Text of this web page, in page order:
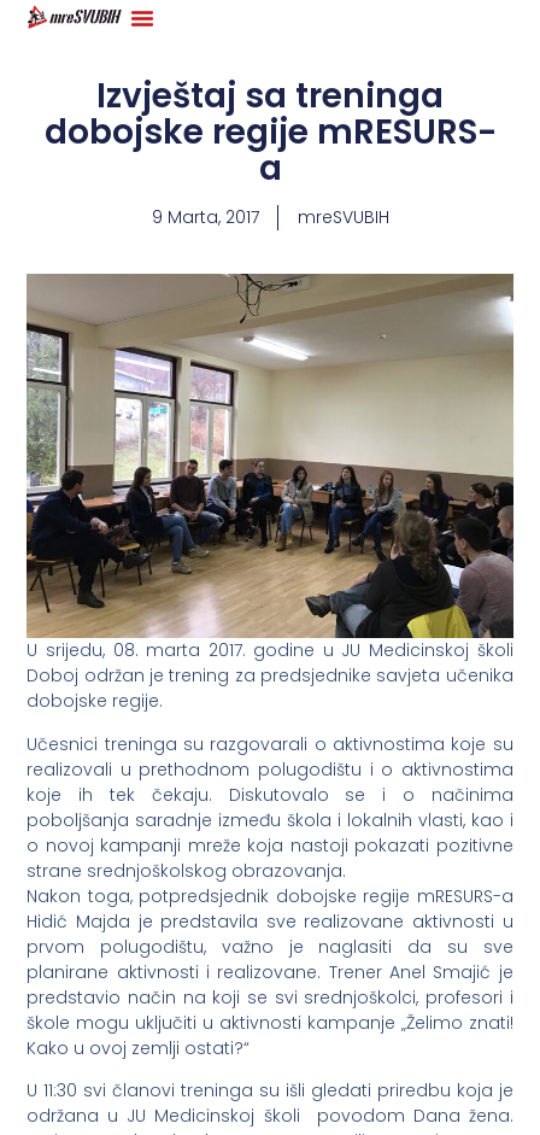
Izvještaj sa treninga
dobojske regije mRESURS-
a
9 Marta, 2017 mreSVUBIH
U srijedu, 08. marta 2017. godine u JU Medicinskoj školi
Doboj održan je trening za predsjednike savjeta učenika
dobojske regije.
Učesnici treninga su razgovarali o aktivnostima koje su
realizovali u prethodnom polugodištu i o aktivnostima
koje ih tek čekaju. Diskutovalo se i o načinima
poboljšanja saradnje između škola i lokalnih vlasti, kao i
o novoj kampanji mreže koja nastoji pokazati pozitivne
strane srednjoškolskog obrazovanja.
Nakon toga, potpredsjednik dobojske regije mRESURS-a
Hidić Majda je predstavila sve realizovane aktivnosti u
prvom polugodištu, važno je naglasiti da su sve
planirane aktivnosti i realizovane. Trener Anel Smajić je
predstavio način na koji se svi srednjoškolci, profesori i
škole mogu uključiti u aktivnosti kampanje „Želimo znati!
Kako u ovoj zemlji ostati?“
U 11:30 svi članovi treninga su išli gledati priredbu koja je
održana u JU Medicinskoj školi povodom Dana žena.